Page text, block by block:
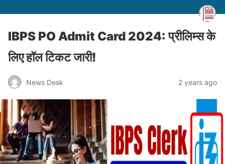
IBPS PO Admit Card 2024: प्रीलिम्स के
लिए हॉल टिकट जारी!
News Desk 2 years ago